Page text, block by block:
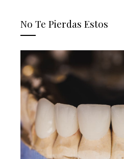
No Te Pierdas Estos